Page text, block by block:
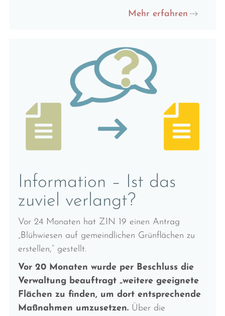
Mehr erfahren
Information – Ist das
zuviel verlangt?
Vor 24 Monaten hat ZIN 19 einen Antrag
„Blühwiesen auf gemeindlichen Grünflächen zu
erstellen,“ gestellt.
Vor 20 Monaten wurde per Beschluss die
Verwaltung beauftragt „weitere geeignete
Flächen zu finden, um dort entsprechende
Maßnahmen umzusetzen. Über die